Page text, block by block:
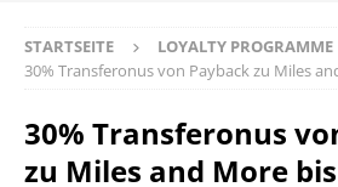
STARTSEITE LOYALTY PROGRAMME
30% Transferonus von Payback zu Miles
30% Transferonus
zu Miles and More